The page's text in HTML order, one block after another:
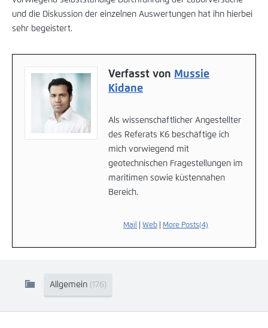
und die Diskussion der einzelnen Auswertungen hat ihn hierbei
sehr begeistert.
Verfasst von Mussie
Kidane
Als wissenschaftlicher Angestellter
des Referats K6 beschäftige ich
mich vorwiegend mit
geotechnischen Fragestellungen im
maritimen sowie küstennahen
Bereich.
Mail Web More Posts(4)
Allgemein (176)